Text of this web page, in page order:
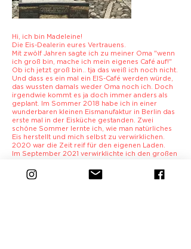
Hi, ich bin Madeleine!
Die Eis-Dealerin eures Vertrauens.
Mit zwölf Jahren sagte ich zu meiner Oma "wenn
ich groß bin, mache ich mein eigenes Café auf!"
Ob ich jetzt groß bin.. tja das weiß ich noch nicht.
Und dass es ein mal ein EIS-Café werden würde,
das wussten damals weder Oma noch ich. Doch
irgendwie kommt es ja doch immer anders als
geplant. Im Sommer 2018 habe ich in einer
wunderbaren kleinen Eismanufaktur in Berlin das
erste mal in der Eisküche gestanden. Zwei
schöne Sommer lernte ich, wie man natürliches
Eis herstellt und mich selbst zu verwirklichen.
2020 war die Zeit reif für den eigenen Laden.
Im September 2021 verwirklichte ich den großen
ein wundervolles Team um mich rum aufgebaut
zu haben.